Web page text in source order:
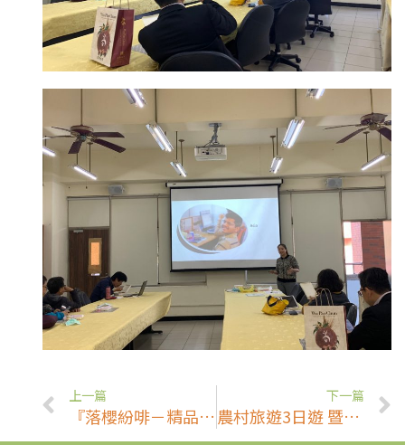
上一篇
『落櫻紛啡－精品咖啡品味之旅』活動圓滿成功
下一篇
農村旅遊3日遊 暨大賞櫻